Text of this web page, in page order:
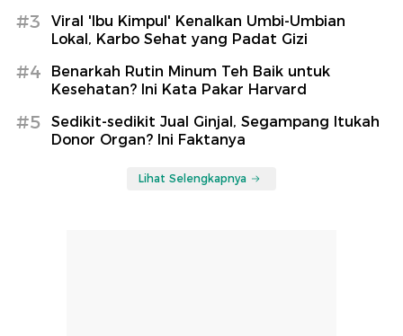
#3
Viral 'Ibu Kimpul' Kenalkan Umbi-Umbian
Lokal, Karbo Sehat yang Padat Gizi
#4
Benarkah Rutin Minum Teh Baik untuk
Kesehatan? Ini Kata Pakar Harvard
#5
Sedikit-sedikit Jual Ginjal, Segampang Itukah
Donor Organ? Ini Faktanya
Lihat Selengkapnya